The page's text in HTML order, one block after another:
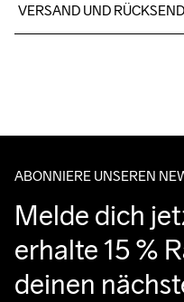
Sohle: 100% Kautschuk;
VERSAND UND
entgegennehmen kannst.
ABONNIERE UNSEREN
Melde dich
erhalte 15 %
deinen